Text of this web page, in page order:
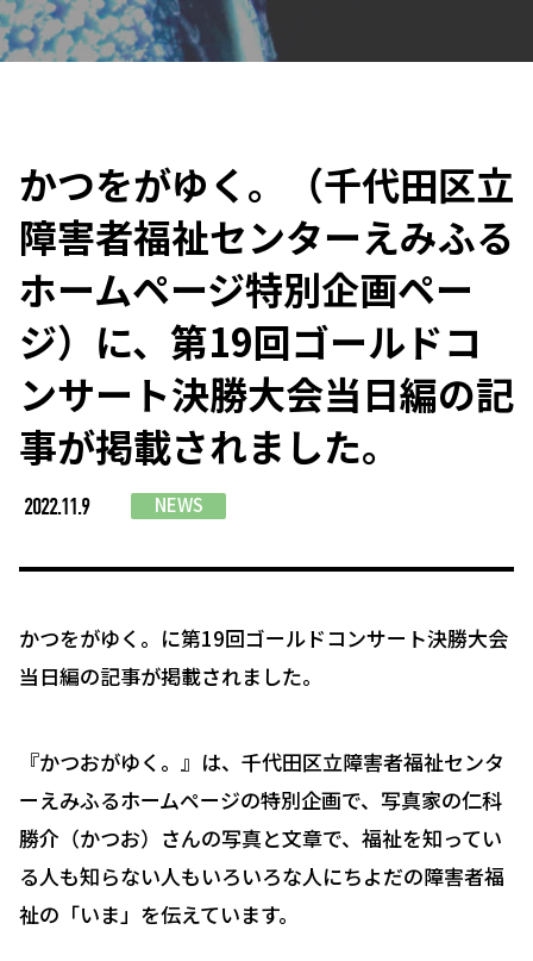
かつをがゆく。（千代田区立
障害者福祉センターえみふる
ホームページ特別企画ペー
ジ）に、第19回ゴールドコ
ンサート決勝大会当日編の記
事が掲載されました。
2022.11.9 NEWS
かつをがゆく。に第19回ゴールドコンサート決勝大会
当日編の記事が掲載されました。
『かつおがゆく。』は、千代田区立障害者福祉センタ
ーえみふるホームページの特別企画で、写真家の仁科
勝介（かつお）さんの写真と文章で、福祉を知ってい
る人も知らない人もいろいろな人にちよだの障害者福
祉の「いま」を伝えています。